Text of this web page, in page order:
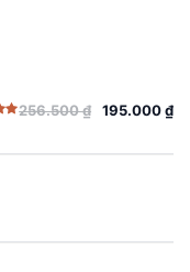
256.500₫ 195.000₫